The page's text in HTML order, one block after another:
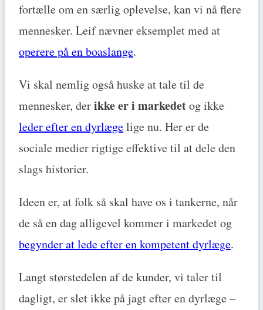
fortælle om en særlig oplevelse, kan vi nå flere
mennesker. Leif nævner eksemplet med at
operere på en boaslange.
Vi skal nemlig også huske at tale til de
mennesker, derikke er i markedetog ikke
leder efter en dyrlægelige nu. Her er de
sociale medier rigtige effektive til at dele den
slags historier.
Ideen er, at folk så skal have os i tankerne, når
de så en dag alligevel kommer i markedet og
begynder at lede efter en kompetent dyrlæge.
Langt størstedelen af de kunder, vi taler til
dagligt, er slet ikke på jagt efter en dyrlæge –